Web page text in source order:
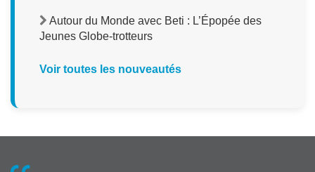
Autour du Monde avec Beti : L’Épopée des
Jeunes Globe-trotteurs
Voir toutes les nouveautés